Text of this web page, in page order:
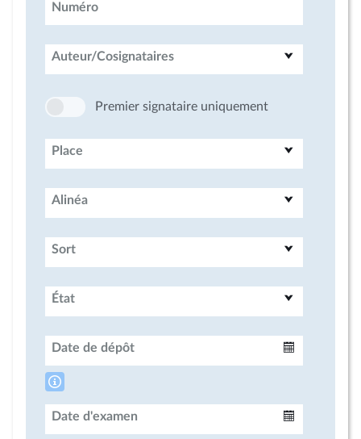
Numéro
Auteur/Cosignataires
Premier signataire uniquement
Place
Alinéa
Sort
État
Date de dépôt
Date d'examen